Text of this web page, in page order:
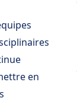
en